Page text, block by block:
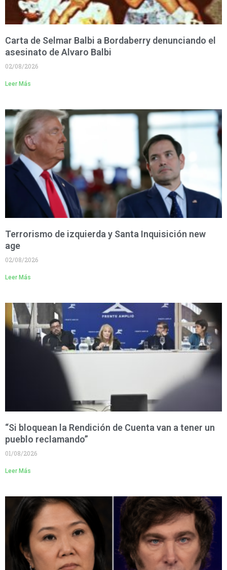
Carta de Selmar Balbi a Bordaberry denunciando el
asesinato de Alvaro Balbi
02/08/2026
Leer Más
Terrorismo de izquierda y Santa Inquisición new
age
02/08/2026
Leer Más
“Si bloquean la Rendición de Cuenta van a tener un
pueblo reclamando”
01/08/2026
Leer Más